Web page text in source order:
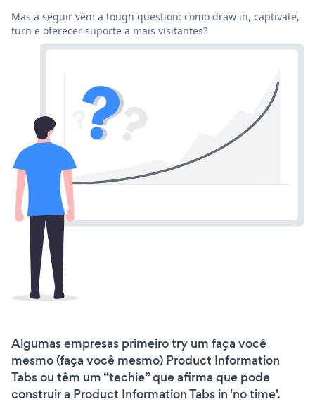
Mas a seguir vem a tough question: como draw in, captivate,
turn e oferecer suporte a mais visitantes?
Algumas empresas primeiro try um faça você
mesmo (faça você mesmo) Product Information
Tabs ou têm um “techie” que afirma que pode
construir a Product Information Tabs in 'no time'.